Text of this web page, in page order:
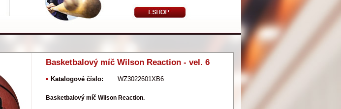
Basketbalový míč Wilson Reaction - vel. 6
Katalogové číslo: WZ3022601XB6
Basketbalový míč Wilson Reaction.